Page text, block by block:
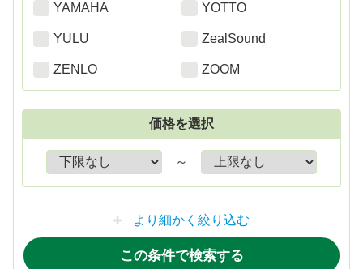
YAMAHA YOTTO
YULU ZealSound
ZENLO ZOOM
価格を選択
～
より細かく絞り込む